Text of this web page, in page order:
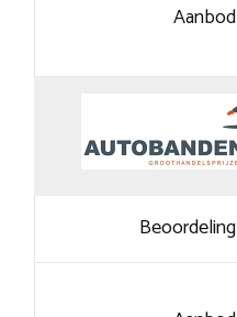
Aanbod
Beoordeling